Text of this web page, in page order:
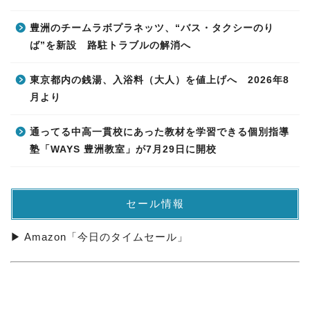
豊洲のチームラボプラネッツ、“バス・タクシーのり
ば”を新設 路駐トラブルの解消へ
東京都内の銭湯、入浴料（大人）を値上げへ 2026年8
月より
通ってる中高一貫校にあった教材を学習できる個別指導
塾「WAYS 豊洲教室」が7月29日に開校
セール情報
▶ Amazon「今日のタイムセール」